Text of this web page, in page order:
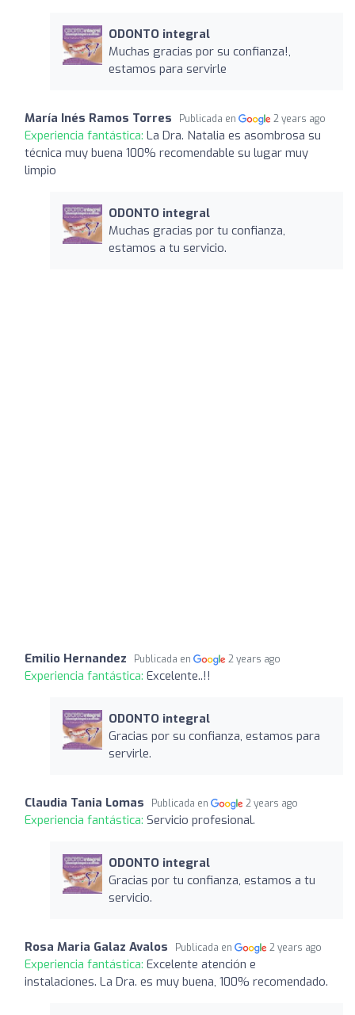
ODONTO integral
Muchas gracias por su confianza!,
estamos para servirle
María Inés Ramos Torres Publicada en 2 years ago
Experiencia fantástica: La Dra. Natalia es asombrosa su
técnica muy buena 100% recomendable su lugar muy
limpio
ODONTO integral
Muchas gracias por tu confianza,
estamos a tu servicio.
Emilio Hernandez Publicada en 2 years ago
Experiencia fantástica: Excelente..!!
ODONTO integral
Gracias por su confianza, estamos para
servirle.
Claudia Tania Lomas Publicada en 2 years ago
Experiencia fantástica: Servicio profesional.
ODONTO integral
Gracias por tu confianza, estamos a tu
servicio.
Rosa Maria Galaz Avalos Publicada en 2 years ago
Experiencia fantástica: Excelente atención e
instalaciones. La Dra. es muy buena, 100% recomendado.